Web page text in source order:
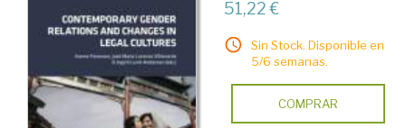
51,22 €
Sin Stock. Disponible en
5/6 semanas.
COMPRAR